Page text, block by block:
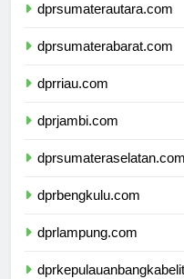
dprsumaterautara.com
dprsumaterabarat.com
dprriau.com
dprjambi.com
dprsumateraselatan.com
dprbengkulu.com
dprlampung.com